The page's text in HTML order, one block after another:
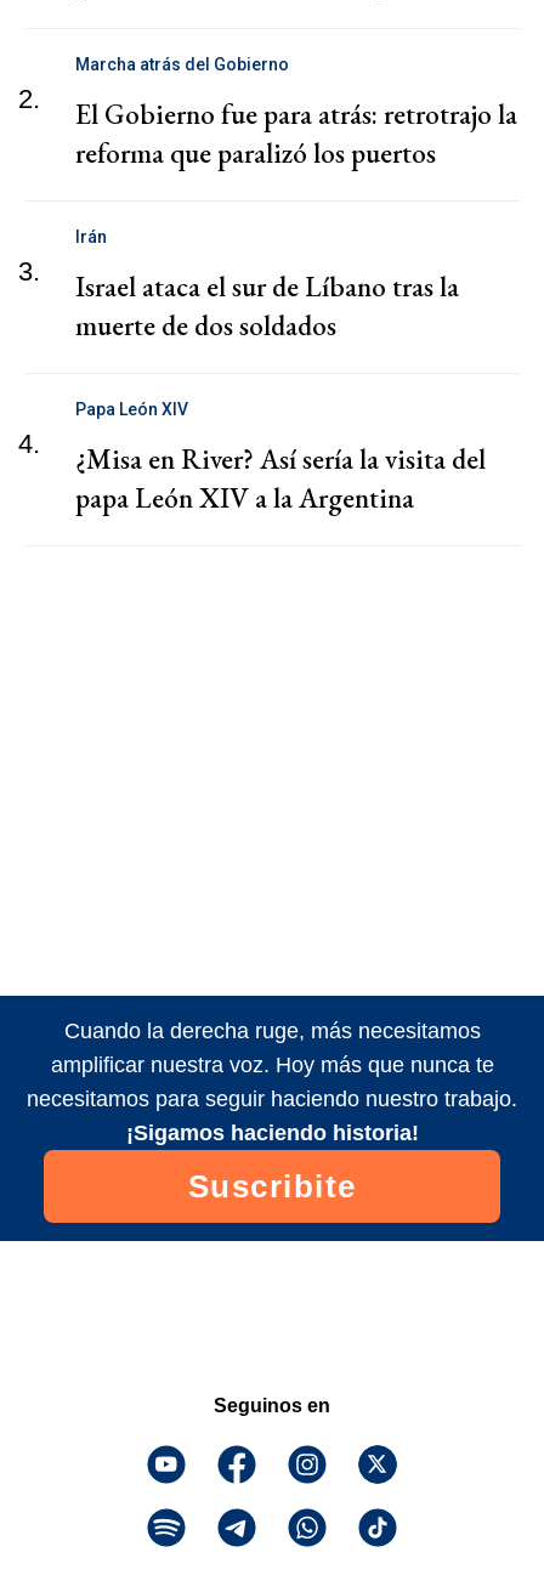
2.
Marcha atrás del Gobierno
El Gobierno fue para atrás: retrotrajo la
reforma que paralizó los puertos
3.
Irán
Israel ataca el sur de Líbano tras la
muerte de dos soldados
4.
Papa León XIV
¿Misa en River? Así sería la visita del
papa León XIV a la Argentina
Cuando la derecha ruge, más necesitamos
amplificar nuestra voz. Hoy más que nunca te
necesitamos para seguir haciendo nuestro trabajo.
¡Sigamos haciendo historia!
Suscribite
Seguinos en